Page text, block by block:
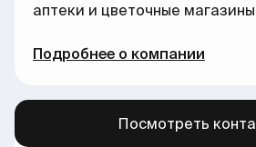
аптеки и цветочные магазины
Подробнее о компании
Посмотреть
Больше вакансий в нашем